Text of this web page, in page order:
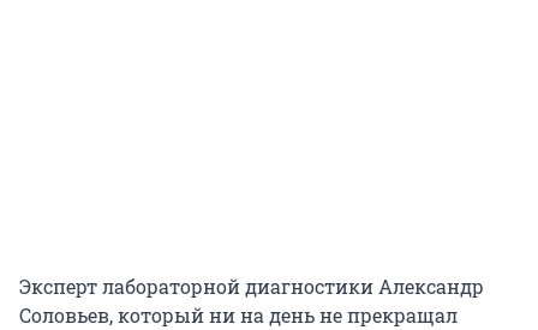
Эксперт лабораторной диагностики Александр
Соловьев, который ни на день не прекращал